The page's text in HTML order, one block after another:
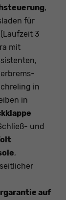
,
für
3
mit
in
in
und
,
auf